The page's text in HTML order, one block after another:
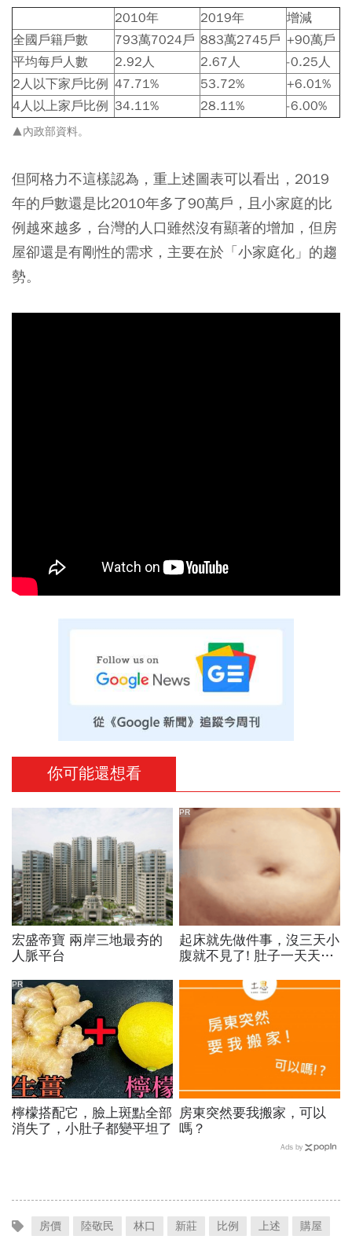
2010年 2019年
增減
全國戶籍戶數
793萬7024戶 883萬2745戶 +90萬戶
平均每戶人數
2.92人 2.67人
-0.25人
2人以下家戶比例 47.71% 53.72%
+6.01%
4人以上家戶比例 34.11% 28.11% -6.00%
▲內政部資料。
但阿格力不這樣認為，重上述圖表可以看出，2019
年的戶數還是比2010年多了90萬戶，且小家庭的比
例越來越多，台灣的人口雖然沒有顯著的增加，但房
屋卻還是有剛性的需求，主要在於「小家庭化」的趨
勢。
你可能還想看
宏盛帝寶 兩岸三地最夯的
人脈平台
起床就先做件事，沒三天小
腹就不見了! 肚子一天天變
PR
檸檬搭配它，臉上斑點全部
消失了，小肚子都變平坦了
PR
房東突然要我搬家，可以
嗎？
Ads by
房價 陸敬民 林口 新莊 比例 上述
購屋